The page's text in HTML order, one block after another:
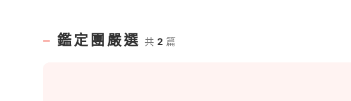
鑑定團嚴選 共 2 篇